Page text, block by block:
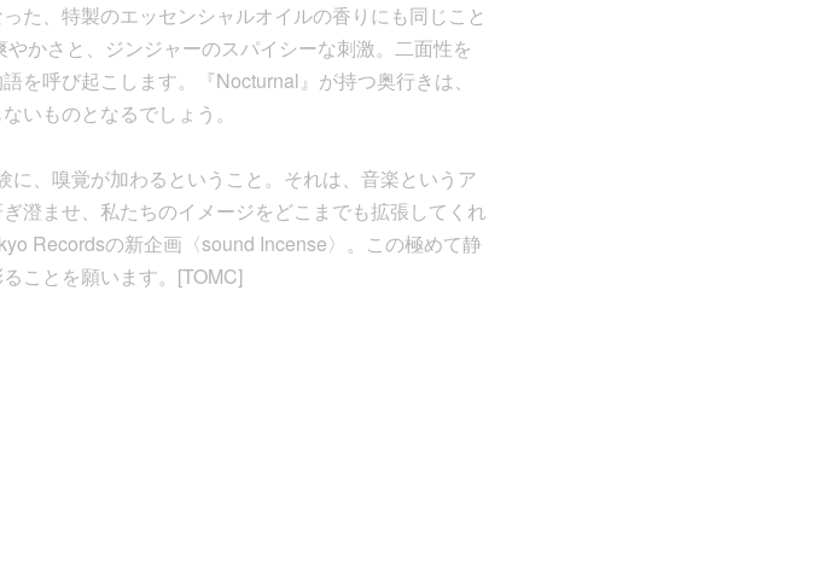
た、特製のエッセンシャルオイルの香りにも同じこと
かさと、ジンジャーのスパイシーな刺激。二面性を
を呼び起こします。『Nocturnal』が持つ奥行きは、
いものとなるでしょう。
に、嗅覚が加わるということ。それは、音楽というア
澄ませ、私たちのイメージをどこまでも拡張してくれ
Recordsの新企画〈sound Incense〉。この極めて静
ことを願います。[TOMC]